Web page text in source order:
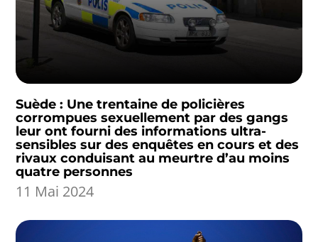
Suède : Une trentaine de policières
corrompues sexuellement par des gangs
leur ont fourni des informations ultra-
sensibles sur des enquêtes en cours et des
rivaux conduisant au meurtre d’au moins
quatre personnes
11 Mai 2024